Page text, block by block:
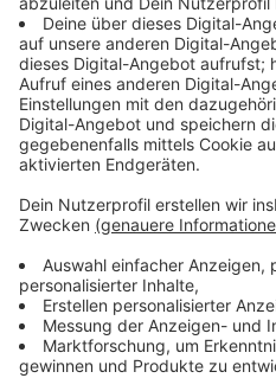
Anzeige
Neues Bußgeld für
Anzeige
Es ist auch ein neues
von mindestens 250 Euro.
dann fällig, wenn sich
in der Kneipe mit einem
Beliebt sind “Donald Duck”
nach dem Bund geht, dann